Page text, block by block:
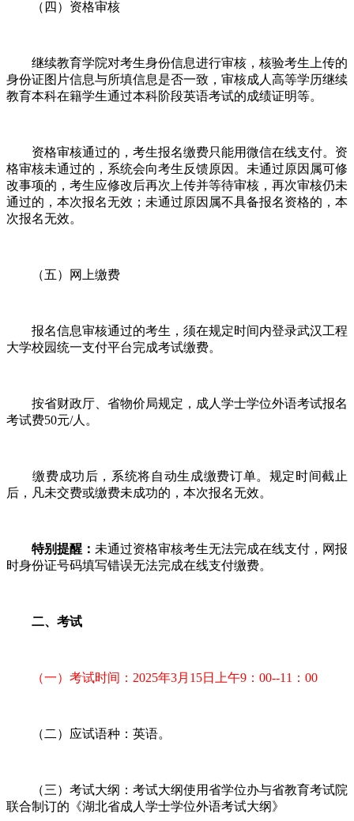
（四）资格审核
继续教育学院对考生身份信息进行审核，核验考生上传的
身份证图片信息与所填信息是否一致，审核成人高等学历继续
教育本科在籍学生通过本科阶段英语考试的成绩证明等。
资格审核通过的，考生报名缴费只能用微信在线支付。资
格审核未通过的，系统会向考生反馈原因。未通过原因属可修
改事项的，考生应修改后再次上传并等待审核，再次审核仍未
通过的，本次报名无效；未通过原因属不具备报名资格的，本
次报名无效。
（五）网上缴费
报名信息审核通过的考生，须在规定时间内登录武汉工程
大学校园统一支付平台完成考试缴费。
按省财政厅、省物价局规定，成人学士学位外语考试报名
考试费50元/人。
缴费成功后，系统将自动生成缴费订单。规定时间截止
后，凡未交费或缴费未成功的，本次报名无效。
特别提醒： 未通过资格审核考生无法完成在线支付，网报
时身份证号码填写错误无法完成在线支付缴费。
二、考试
（一）考试时间：2025年3月15日上午9：00--11：00
（二）应试语种：英语。
（三）考试大纲：考试大纲使用省学位办与省教育考试院
联合制订的《湖北省成人学士学位外语考试大纲》